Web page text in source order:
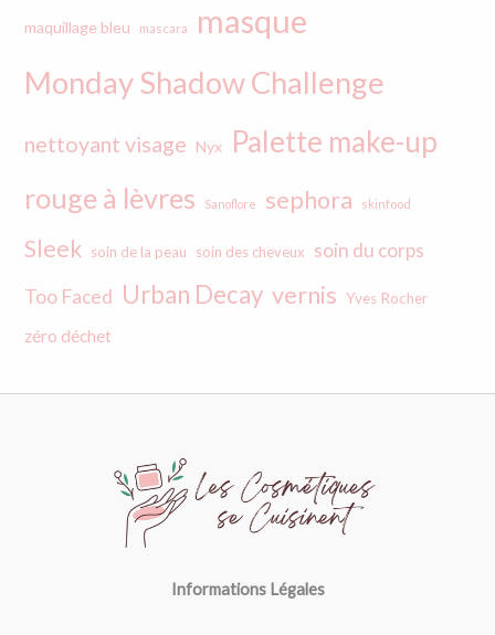
maquillage bleu mascara masque
Monday Shadow Challenge
nettoyant visage Nyx Palette make-up
rouge à lèvres Sanoflore sephora skinfood
Sleek soin de la peau soin des cheveux
soin du corps
Too Faced Urban Decay vernis Yves Rocher
zéro déchet
Informations Légales